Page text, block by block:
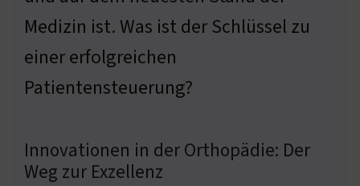
Medizin ist. Was ist der Schlüssel zu
einer erfolgreichen
Patientensteuerung?
Innovationen in der Orthopädie: Der
Weg zur Exzellenz